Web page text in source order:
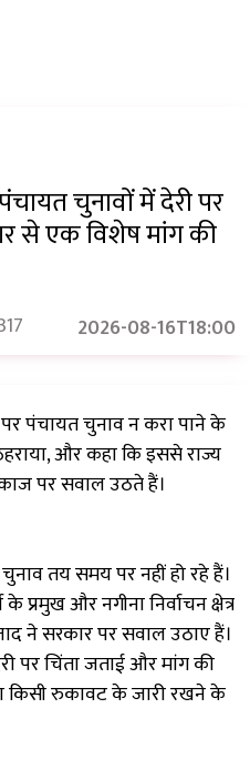
चुनावों में देरी पर
से एक विशेष मांग की
2026-08-16T18:00
पंचायत चुनाव न करा पाने के
और कहा कि इससे राज्य
पर सवाल उठते हैं।
तय समय पर नहीं हो रहे हैं।
और नगीना निर्वाचन क्षेत्र
ने सरकार पर सवाल उठाए हैं।
पर चिंता जताई और मांग की
किसी रुकावट के जारी रखने के